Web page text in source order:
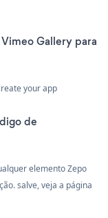
Gallery para
your app
de
elemento Zepo
salve, veja a página